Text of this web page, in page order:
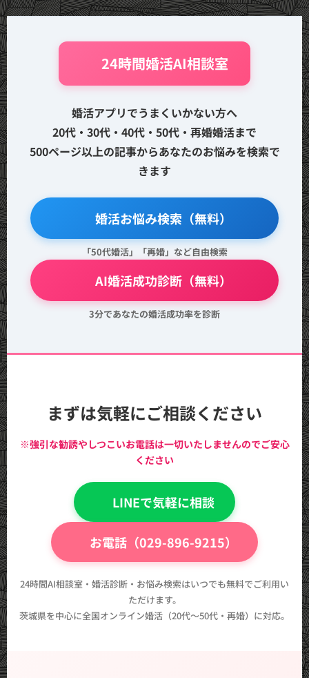
🤖 24時間婚活AI相談室
婚活アプリでうまくいかない方へ
20代・30代・40代・50代・再婚婚活まで
500ページ以上の記事からあなたのお悩みを検索で
きます
🔍 婚活お悩み検索（無料）
「50代婚活」「再婚」など自由検索
💖 AI婚活成功診断（無料）
3分であなたの婚活成功率を診断
まずは気軽にご相談ください
※強引な勧誘やしつこいお電話は一切いたしませんのでご安心
ください
💬 LINEで気軽に相談
📞 お電話（029-896-9215）
24時間AI相談室・婚活診断・お悩み検索はいつでも無料でご利用い
ただけます。
茨城県を中心に全国オンライン婚活（20代〜50代・再婚）に対応。